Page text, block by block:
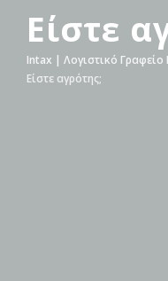
Είστε
Intax | Λογιστικό Γραφείο
Είστε αγρότης;